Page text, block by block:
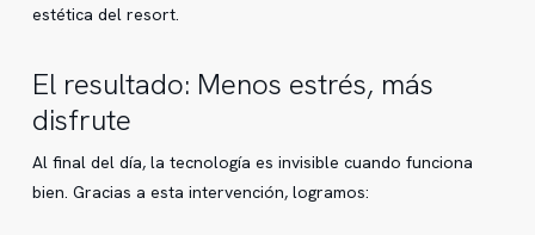
estética del resort.
El resultado: Menos estrés, más
disfrute
Al final del día, la tecnología es invisible cuando funciona
bien. Gracias a esta intervención, logramos: